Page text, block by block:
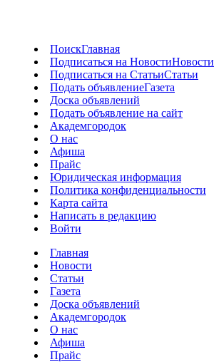
ПоискГлавная
Подписаться на НовостиНовости
Подписаться на СтатьиСтатьи
Подать объявлениеГазета
Доска объявлений
Подать объявление на сайт
Академгородок
О нас
Афиша
Прайс
Юридическая информация
Политика конфиденциальности
Карта сайта
Написать в редакцию
Войти
Главная
Новости
Статьи
Газета
Доска объявлений
Академгородок
О нас
Афиша
Прайс